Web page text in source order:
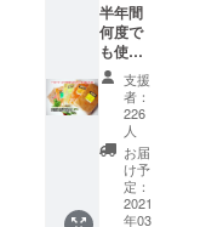
半年間
何度で
も使え
る通販
カレー
30%OF
Fクーポ
ン 1度
のご注
文数は
３セッ
支援
者：
226
人
お届
け予
定：
2021
年03